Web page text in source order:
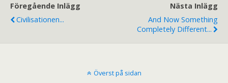
Föregående Inlägg
Civilisationen...
Nästa Inlägg
And Now Something
Completely Different...
Överst på sidan